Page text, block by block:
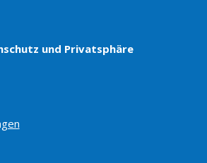
und Privatsphäre